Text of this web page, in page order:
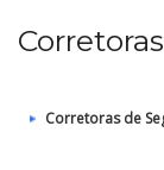
Corretoras de